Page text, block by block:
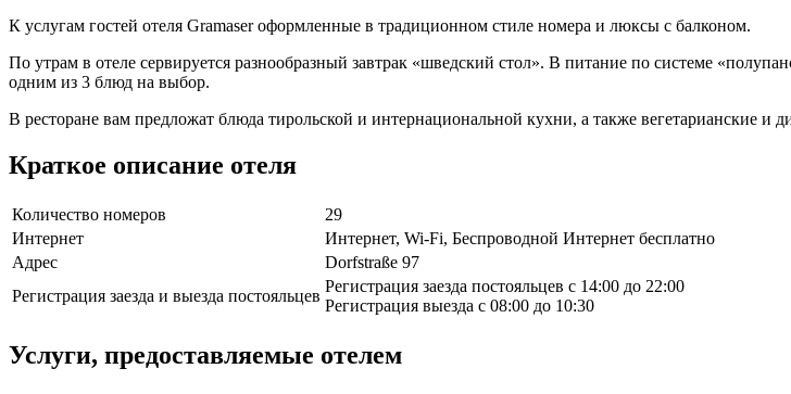
К услугам гостей отеля Gramaser оформленные в традиционном стиле номера и люксы с балконом.
По утрам в отеле сервируется разнообразный завтрак «шведский стол». В питание по системе
одним из 3 блюд на выбор.
В ресторане вам предложат блюда тирольской и интернациональной кухни, а также вегетарианские и
Краткое описание отеля
Количество номеров
29
Интернет
Интернет, Wi-Fi, Беспроводной Интернет бесплатно
Адрес
Dorfstraße 97
Регистрация заезда и выезда постояльцев
Регистрация заезда постояльцев с 14:00 до 22:00
Регистрация выезда с 08:00 до 10:30
Услуги, предоставляемые отелем